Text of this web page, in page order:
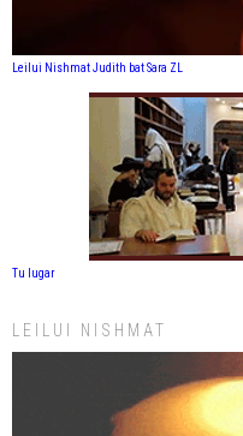
Leilui Nishmat Judith bat Sara ZL
Tu lugar
LEILUI NISHMAT